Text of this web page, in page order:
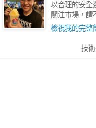
以合理的安全
關注市場，請
檢視我的完整
技術